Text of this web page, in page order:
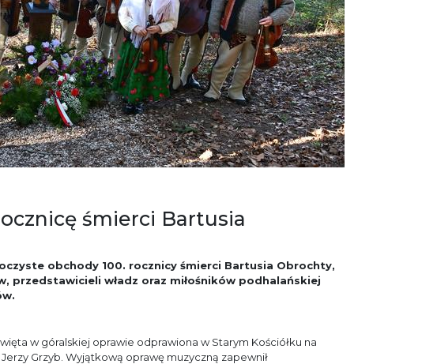
śmierci Bartusia
obchody 100. rocznicy śmierci Bartusia Obrochty,
przedstawicieli władz oraz miłośników podhalańskiej
w góralskiej oprawie odprawiona w Starym Kościółku na
Grzyb. Wyjątkową oprawę muzyczną zapewnił